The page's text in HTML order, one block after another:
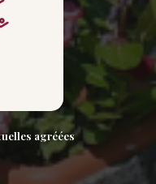
agréées